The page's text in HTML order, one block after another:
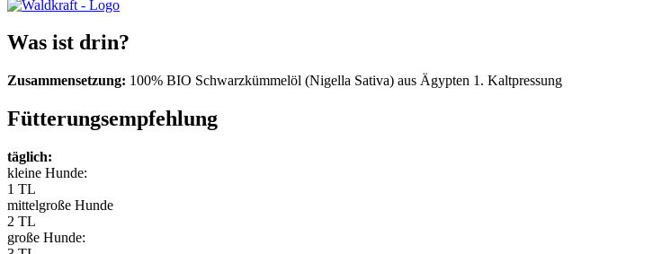
Was ist drin?
Zusammensetzung: 100% BIO Schwarzkümmelöl (Nigella Sativa) aus Ägypten 1. Kaltpressung
Fütterungsempfehlung
täglich:
kleine Hunde:
1 TL
mittelgroße Hunde
2 TL
große Hunde: